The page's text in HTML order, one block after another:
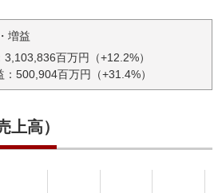
増益
3,103,836百万円（+12.2%）
：500,904百万円（+31.4%）
上高）